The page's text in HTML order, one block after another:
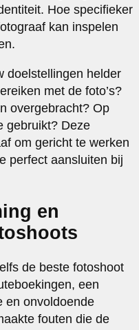
Hoe specifieker
kan inspelen
doelstellingen helder
met de foto’s?
overgebracht? Op
gebruikt? Deze
om gericht te werken
perfect aansluiten bij
en
de beste fotoshoot
een
en onvoldoende
fouten die de